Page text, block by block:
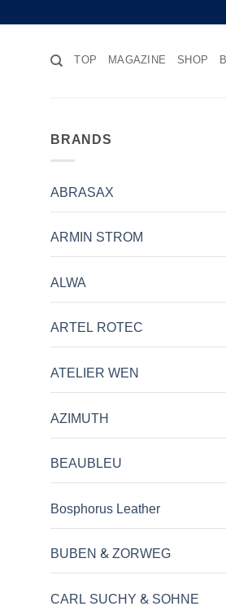
to
TOP MAGAZINE SHOP
BRANDS
ABRASAX
ARMIN STROM
ALWA
ARTEL ROTEC
ATELIER WEN
AZIMUTH
BEAUBLEU
Bosphorus Leather
BUBEN & ZORWEG
CARL SUCHY & SOHNE